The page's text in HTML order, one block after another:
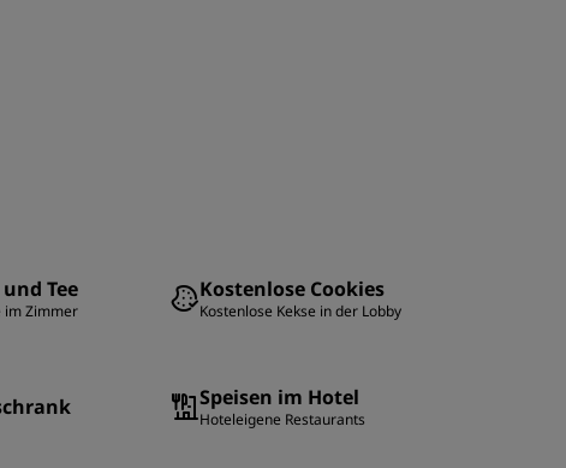
Tee
im Zimmer
Kostenlose Cookies
Kostenlose Kekse in der Lobby
Speisen im Hotel
Hoteleigene Restaurants